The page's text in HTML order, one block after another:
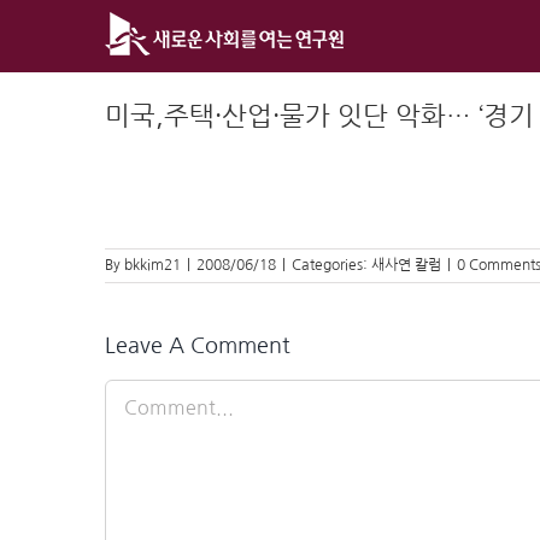
미국,주택·산업·물가 잇단 악화… ‘경기
By bkkim21 2008/06/18 Categories: 새사연 칼럼 0 Comments
Leave A Comment